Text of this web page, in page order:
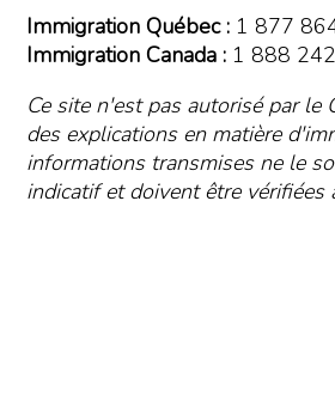
Immigration Québec : 1 877
Immigration Canada : 1 888
Ce site n'est pas autorisé par le
des explications en matière
informations transmises ne le
indicatif et doivent être vérifiées